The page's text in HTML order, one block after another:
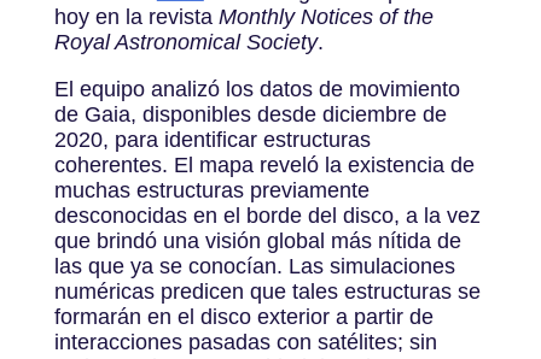
hoy en la revista Monthly Notices of the
Royal Astronomical Society.
El equipo analizó los datos de movimiento
de Gaia, disponibles desde diciembre de
2020, para identificar estructuras
coherentes. El mapa reveló la existencia de
muchas estructuras previamente
desconocidas en el borde del disco, a la vez
que brindó una visión global más nítida de
las que ya se conocían. Las simulaciones
numéricas predicen que tales estructuras se
formarán en el disco exterior a partir de
interacciones pasadas con satélites; sin